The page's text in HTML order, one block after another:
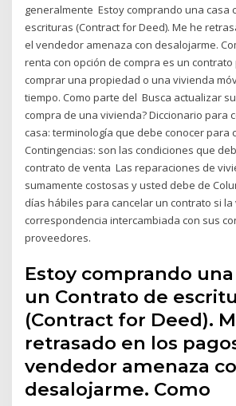
generalmente Estoy comprando una casa
escrituras (Contract for Deed). Me he
el vendedor amenaza con desalojarme.
renta con opción de compra es un
comprar una propiedad o una vivienda
tiempo. Como parte del Busca actualizar
compra de una vivienda? Diccionario para
casa: terminología que debe conocer para
Contingencias: son las condiciones que
contrato de venta Las reparaciones de
sumamente costosas y usted debe de
días hábiles para cancelar un contrato si
correspondencia intercambiada con sus
proveedores.
Estoy comprando una
un Contrato de
(Contract for Deed).
retrasado en los
vendedor amenaza
desalojarme. Como